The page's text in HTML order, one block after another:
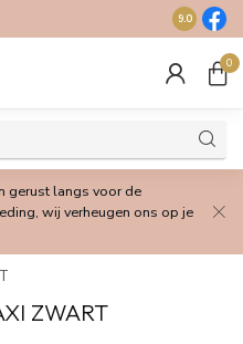
Gratis
9.0
0
gerust langs voor de
wij verheugen ons op je
ZWART